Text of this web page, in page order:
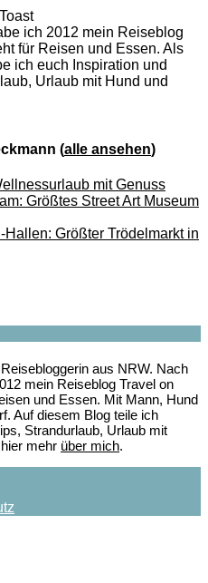
ich 2012 mein Reiseblog
für Reisen und Essen. Als
ich euch Inspiration und
Urlaub mit Hund und
(alle ansehen)
mit Genuss
Größtes Street Art Museum
Hallen: Größter Trödelmarkt in
aus NRW. Nach
mein Reiseblog Travel on
und Essen. Mit Mann, Hund
Auf diesem Blog teile ich
Strandurlaub, Urlaub mit
mehr über mich.